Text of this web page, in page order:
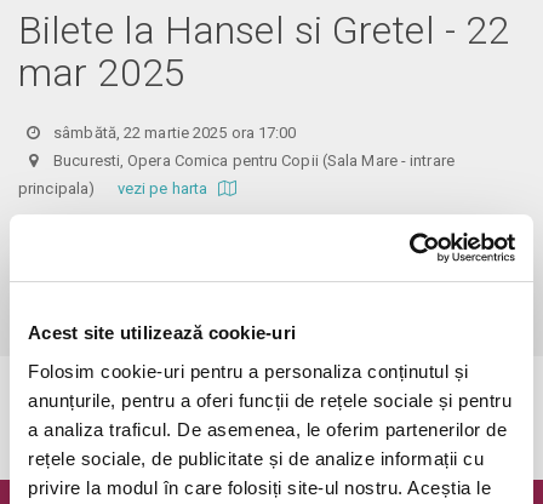
Acest site utilizează cookie-uri
Folosim cookie-uri pentru a personaliza conținutul și
anunțurile, pentru a oferi funcții de rețele sociale și pentru
a analiza traficul. De asemenea, le oferim partenerilor de
rețele sociale, de publicitate și de analize informații cu
privire la modul în care folosiți site-ul nostru. Aceștia le
Bilete la Hansel si Gretel - 22
mar 2025
sâmbătă, 22 martie 2025 ora 17:00
Bucuresti, Opera Comica pentru Copii (Sala Mare - intrare
principala) vezi pe harta
Biletele comandate pe www.bilete.ro cu maximum 3 zile inainte de
spectacol, se vor achita/ridica cu o zi inaintea spectacolului pana in
ora 12:00. Dupa aceasta ora/data, nici o comanda de bilete plasata
Evenimentul a expirat.